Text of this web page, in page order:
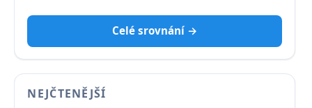
Celé srovnání →
NEJČTENĚJŠÍ